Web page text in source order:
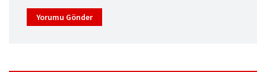
Yorumu Gönder